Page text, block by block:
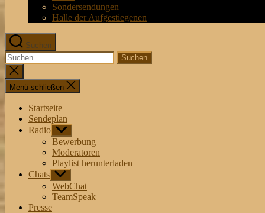
Sondersendungen
Halle der Aufgestiegenen
Suchen
Suchen
nach:
Suche
schließen
Menü schließen
Startseite
Sendeplan
Radio Untermenü
anzeigen
Bewerbung
Moderatoren
Playlist herunterladen
Chats Untermenü
anzeigen
WebChat
TeamSpeak
Presse